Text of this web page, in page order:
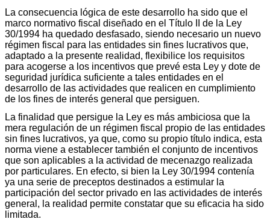
La consecuencia lógica de este desarrollo ha sido que el
marco normativo fiscal diseñado en el Título II de la Ley
30/1994 ha quedado desfasado, siendo necesario un nuevo
régimen fiscal para las entidades sin fines lucrativos que,
adaptado a la presente realidad, flexibilice los requisitos
para acogerse a los incentivos que prevé esta Ley y dote de
seguridad jurídica suficiente a tales entidades en el
desarrollo de las actividades que realicen en cumplimiento
de los fines de interés general que persiguen.
La finalidad que persigue la Ley es más ambiciosa que la
mera regulación de un régimen fiscal propio de las entidades
sin fines lucrativos, ya que, como su propio título indica, esta
norma viene a establecer también el conjunto de incentivos
que son aplicables a la actividad de mecenazgo realizada
por particulares. En efecto, si bien la Ley 30/1994 contenía
ya una serie de preceptos destinados a estimular la
participación del sector privado en las actividades de interés
general, la realidad permite constatar que su eficacia ha sido
limitada.